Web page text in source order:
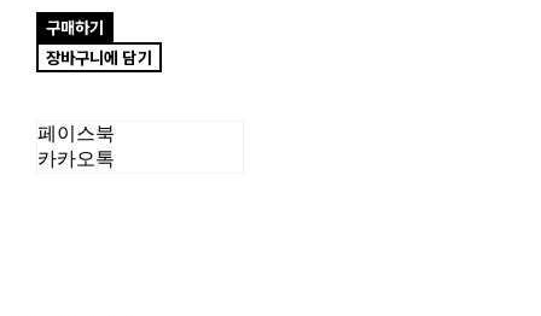
구매하기
장바구니에 담기
페이스북
카카오톡